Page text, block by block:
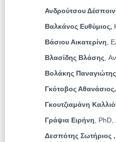
Ανδρούτσου
Βαλκάνος Ευθύμιος,
Βάσιου Αικατερίνη ,
Βλασίδης Βλάσης ,
Βολάκης
Γκότοβος Αθανάσιος,
Γκουτζιαμάνη
Γράψια Ειρήνη ,
Δεσπότης Σωτήριος ,